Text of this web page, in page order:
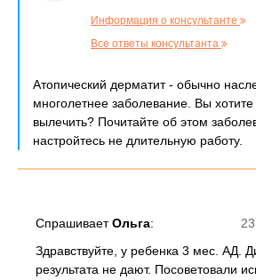
Информация о консультанте
Все ответы консультанта
Атопический дерматит - обычно
многолетнее заболевание. Вы хотите
вылечить? Почитайте об этом
настройтесь не длительную работу.
СпрашиваетОльга:
Здравствуйте, у ребенка 3 мес. АД.
результата не дают. Посоветовали